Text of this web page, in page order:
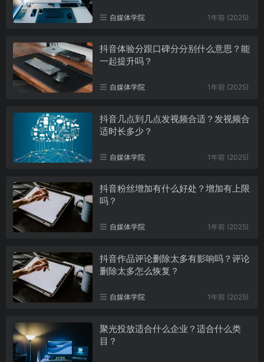
自媒体学院 1年前 (2025)
抖音体验分跟口碑分分别什么意思？能
一起提升吗？
自媒体学院 1年前 (2025)
抖音几点到几点发视频合适？发视频合
适时长多少？
自媒体学院 1年前 (2025)
抖音粉丝增加有什么好处？增加有上限
吗？
自媒体学院 1年前 (2025)
抖音作品评论删除太多有影响吗？评论
删除太多怎么恢复？
自媒体学院 1年前 (2025)
聚光投放适合什么企业？适合什么类
目？